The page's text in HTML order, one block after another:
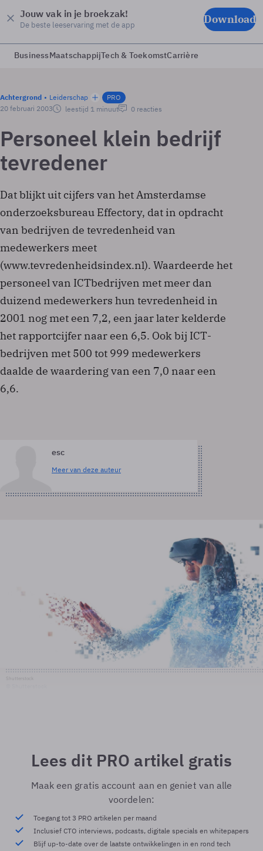
Jouw vak in je broekzak!
De beste leeservaring met de app Download
BusinessMaatschappijTech & ToekomstCarrière
Achtergrond Leiderschap
PRO
20 februari 2003
leestijd 1 minuut 0 reacties
Personeel klein bedrijf
tevredener
Dat blijkt uit cijfers van het Amsterdamse
onderzoeksbureau Effectory, dat in opdracht
van bedrijven de tevredenheid van
medewerkers meet
(www.tevredenheidsindex.nl). Waardeerde het
personeel van ICT­bedrijven met meer dan
duizend medewerkers hun tevredenheid in
2001 nog met een 7,2, een jaar later kelderde
het rapportcijfer naar een 6,5. Ook bij ICT­
bedrijven met 500 tot 999 medewerkers
daalde de waardering van een 7,0 naar een
6,6.
esc
Meer van deze auteur
Lees dit PRO artikel gratis
Maak een gratis account aan en geniet van alle
voordelen:
Toegang tot 3 PRO artikelen per maand
Inclusief CTO interviews, podcasts, digitale specials en whitepapers
Blijf up-to-date over de laatste ontwikkelingen in en rond tech